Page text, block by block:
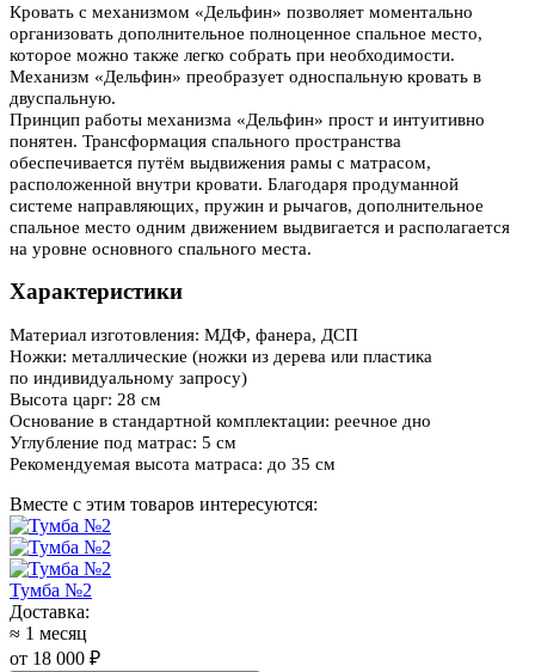
Кровать с механизмом «Дельфин» позволяет моментально
организовать дополнительное полноценное спальное место,
которое можно также легко собрать при необходимости.
Механизм «Дельфин» преобразует односпальную кровать в
двуспальную.
Принцип работы механизма «Дельфин» прост и интуитивно
понятен. Трансформация спального пространства
обеспечивается путём выдвижения рамы с матрасом,
расположенной внутри кровати. Благодаря продуманной
системе направляющих, пружин и рычагов, дополнительное
спальное место одним движением выдвигается и располагается
на уровне основного спального места.
Характеристики
Материал изготовления: МДФ, фанера, ДСП
Ножки: металлические (ножки из дерева или пластика
по индивидуальному запросу)
Высота царг: 28 см
Основание в стандартной комплектации: реечное дно
Углубление под матрас: 5 см
Рекомендуемая высота матраса: до 35 см
Вместе с этим товаров интересуются:
Тумба №2
Доставка:
≈ 1 месяц
от 18 000 ₽